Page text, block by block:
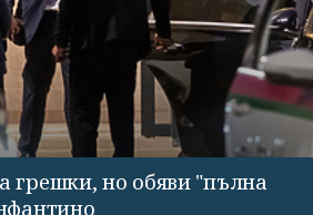
грешки, но обяви "пълна